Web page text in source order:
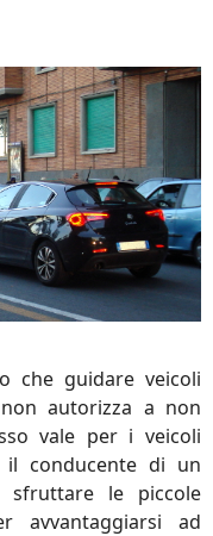
che guidare veicoli
autorizza a non
vale per i veicoli
conducente di un
sfruttare le piccole
avvantaggiarsi ad